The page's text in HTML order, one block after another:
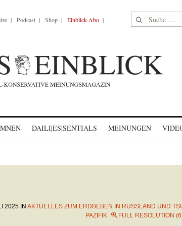
Podcast Shop Einblick-Abo Suche nach:
DAILI|ES|SENTIALS MEINUNGEN
2025 IN AKTUELLES ZUM ERDBEBEN IN RUSSLAND UND
PAZIFIK
FULL RESOLUTION